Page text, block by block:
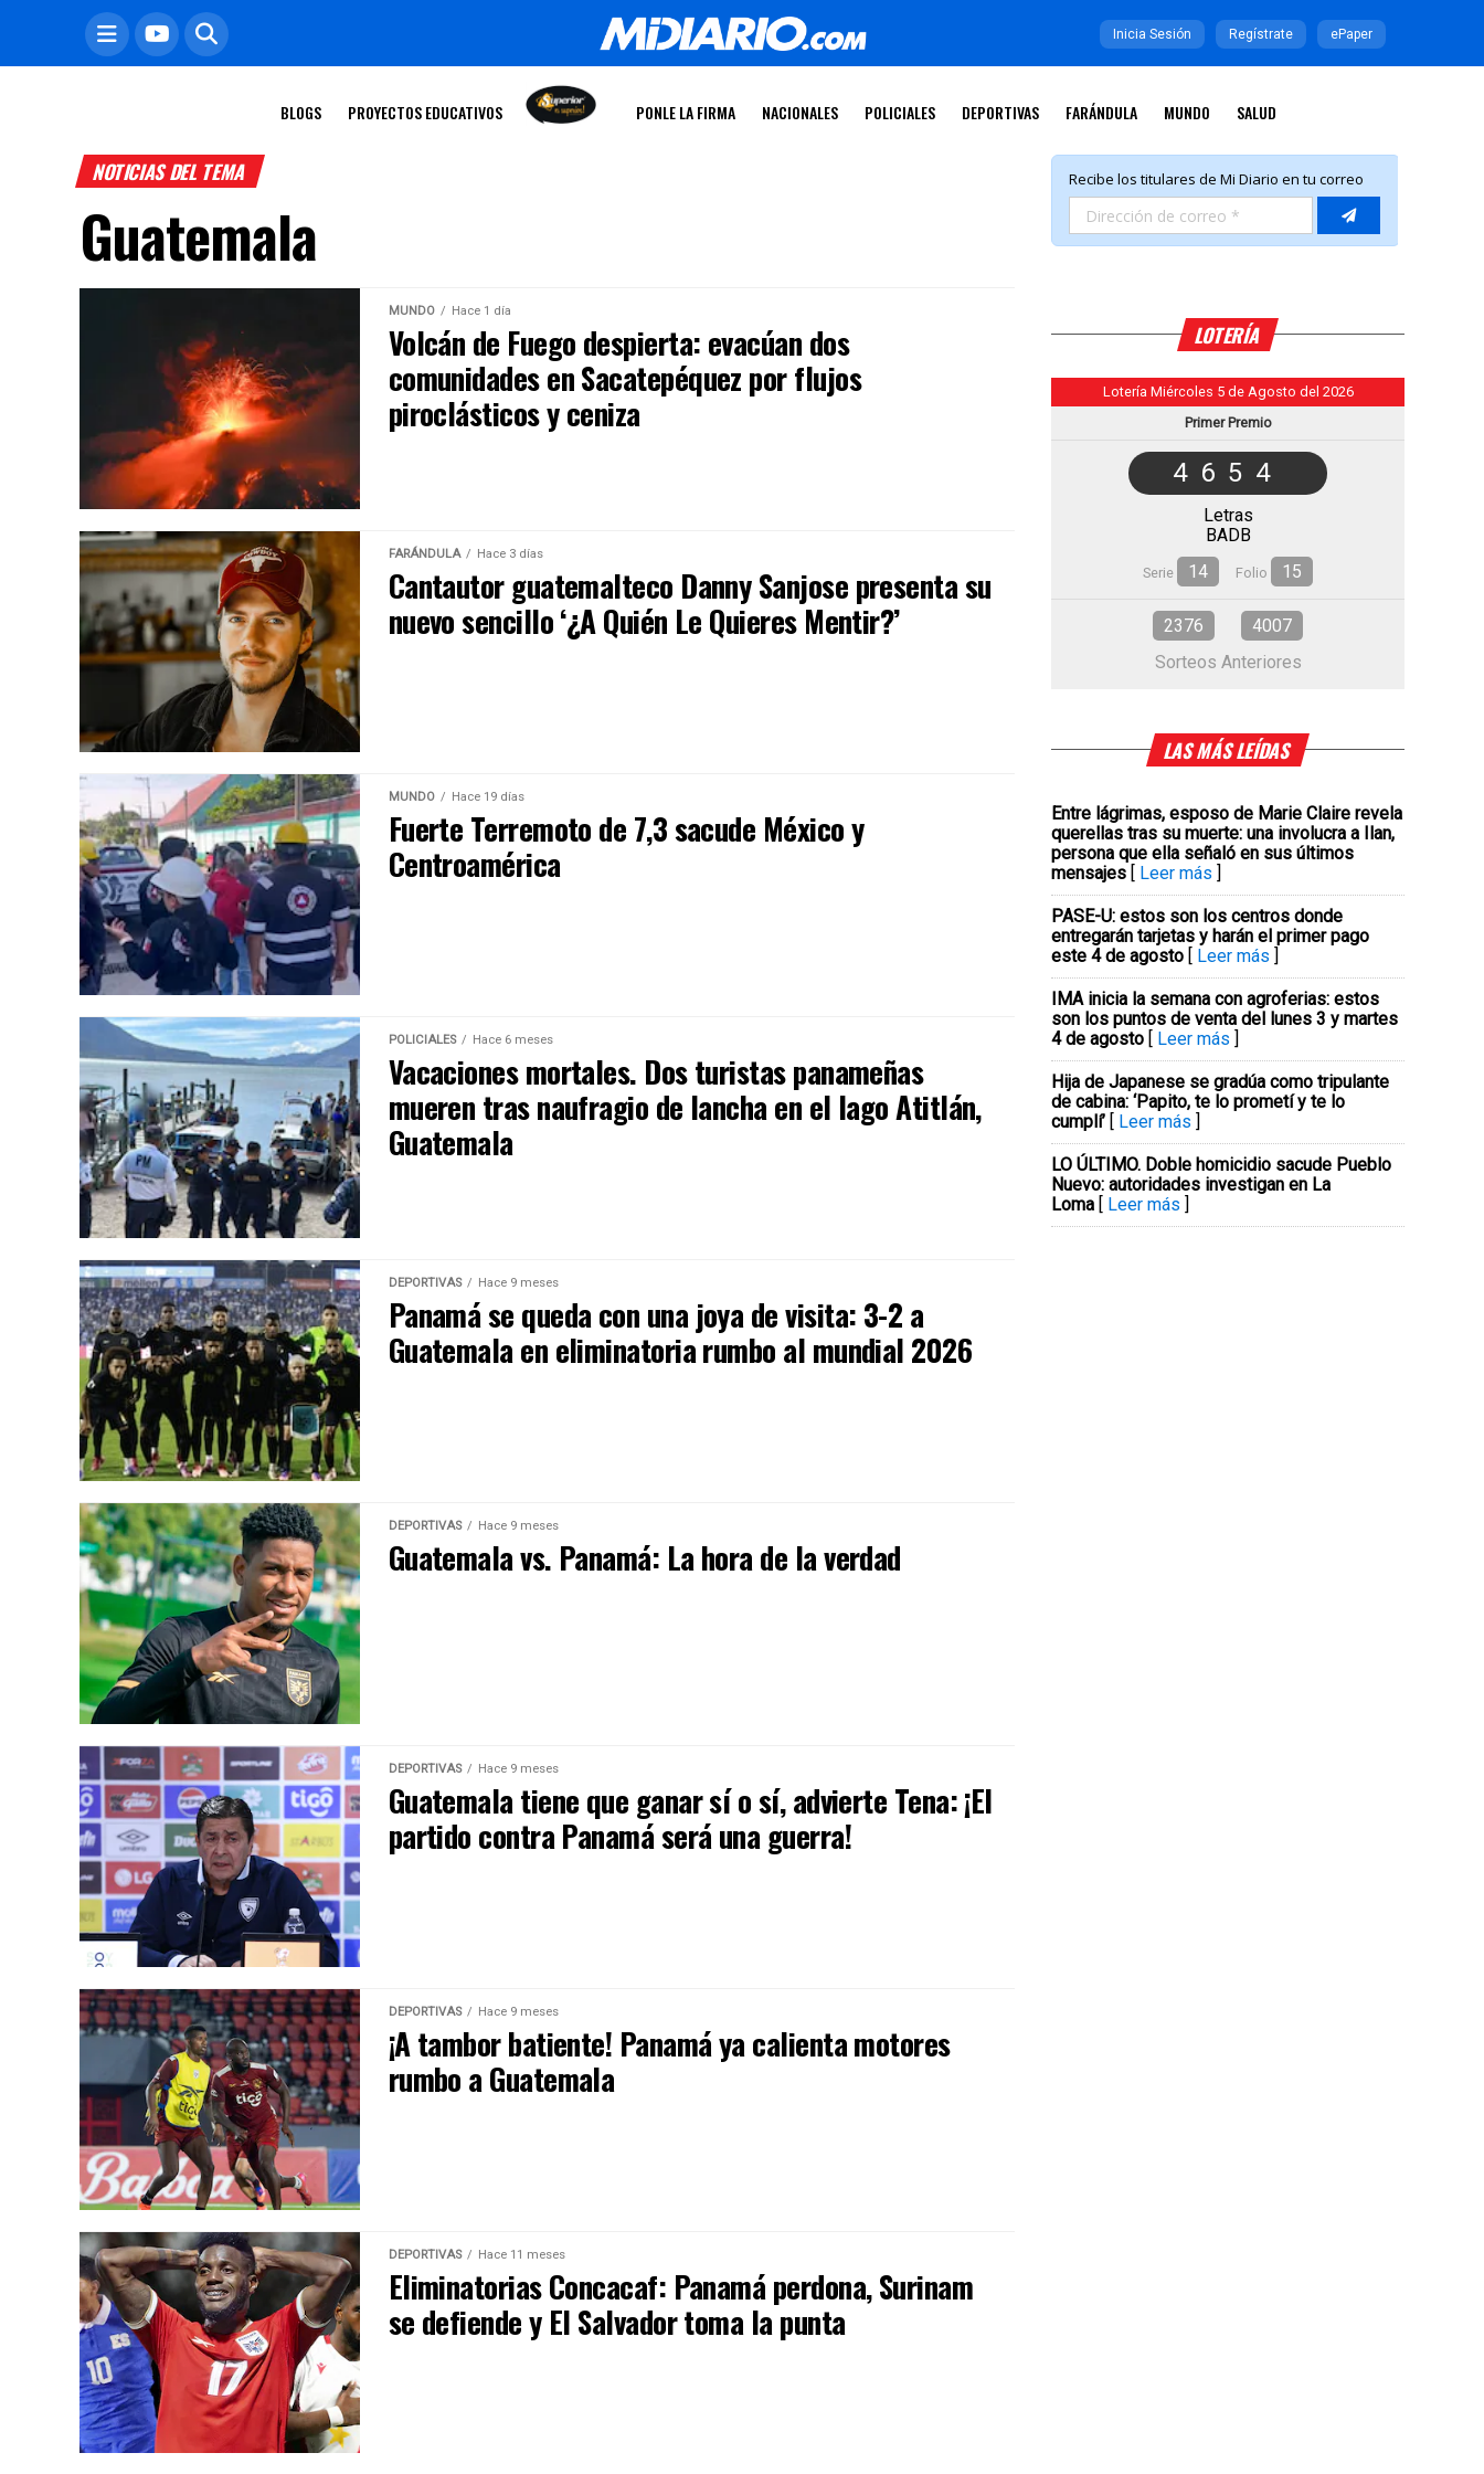
Inicia Sesión Regístrate ePaper
BLOGS PROYECTOS EDUCATIVOS PONLE LA FIRMA NACIONALES POLICIALES DEPORTIVAS FARÁNDULA MUNDO SALUD
NOTICIAS DEL TEMA
Guatemala
MUNDO Hace 1 día
Volcán de Fuego despierta: evacúan dos
comunidades en Sacatepéquez por flujos
piroclásticos y ceniza
FARÁNDULA Hace 3 días
Cantautor guatemalteco Danny Sanjose presenta su
nuevo sencillo ‘¿A Quién Le Quieres Mentir?’
MUNDO Hace 19 días
Fuerte Terremoto de 7,3 sacude México y
Centroamérica
POLICIALES Hace 6 meses
Vacaciones mortales. Dos turistas panameñas
mueren tras naufragio de lancha en el lago Atitlán,
Guatemala
DEPORTIVAS Hace 9 meses
Panamá se queda con una joya de visita: 3-2 a
Guatemala en eliminatoria rumbo al mundial 2026
DEPORTIVAS Hace 9 meses
Guatemala vs. Panamá: La hora de la verdad
DEPORTIVAS Hace 9 meses
Guatemala tiene que ganar sí o sí, advierte Tena: ¡El
partido contra Panamá será una guerra!
DEPORTIVAS Hace 9 meses
¡A tambor batiente! Panamá ya calienta motores
rumbo a Guatemala
DEPORTIVAS Hace 11 meses
Eliminatorias Concacaf: Panamá perdona, Surinam
se defiende y El Salvador toma la punta
LOTERÍA
Lotería Miércoles 5 de Agosto del 2026
Primer Premio
4654
Letras
BADB
Serie 14 Folio 15
2376
4007
Sorteos Anteriores
LAS MÁS LEÍDAS
Entre lágrimas, esposo de Marie Claire revela
querellas tras su muerte: una involucra a Ilan,
persona que ella señaló en sus últimos
mensajes [ Leer más ]
PASE-U: estos son los centros donde
entregarán tarjetas y harán el primer pago
este 4 de agosto [ Leer más ]
IMA inicia la semana con agroferias: estos
son los puntos de venta del lunes 3 y martes
4 de agosto [ Leer más ]
Hija de Japanese se gradúa como tripulante
de cabina: ‘Papito, te lo prometí y te lo
cumplí’ [ Leer más ]
LO ÚLTIMO. Doble homicidio sacude Pueblo
Nuevo: autoridades investigan en La
Loma [ Leer más ]